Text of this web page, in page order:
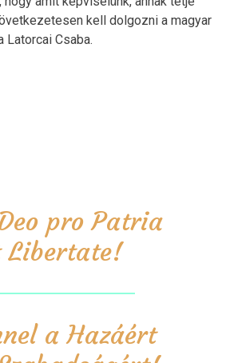
kell dolgozni a magyar
Latorcai Csaba.
pro Patria
Libertate!
a Hazáért